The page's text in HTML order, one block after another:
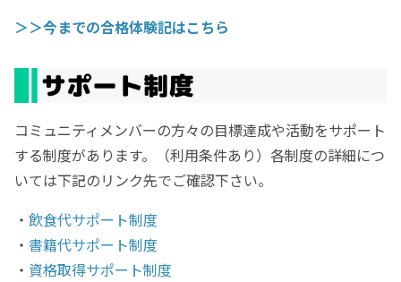
＞＞今までの合格体験記はこちら
コミュニティメンバーの方々の目標達成や活動をサポート
する制度があります。（利用条件あり）各制度の詳細につ
いては下記のリンク先でご確認下さい。
・ 飲食代サポート制度
・ 書籍代サポート制度
・ 資格取得サポート制度